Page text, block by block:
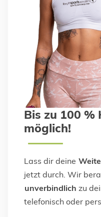
Bis zu 100
möglich!
Lass dir deine
jetzt durch. Wir
unverbindlich zu
telefonisch oder